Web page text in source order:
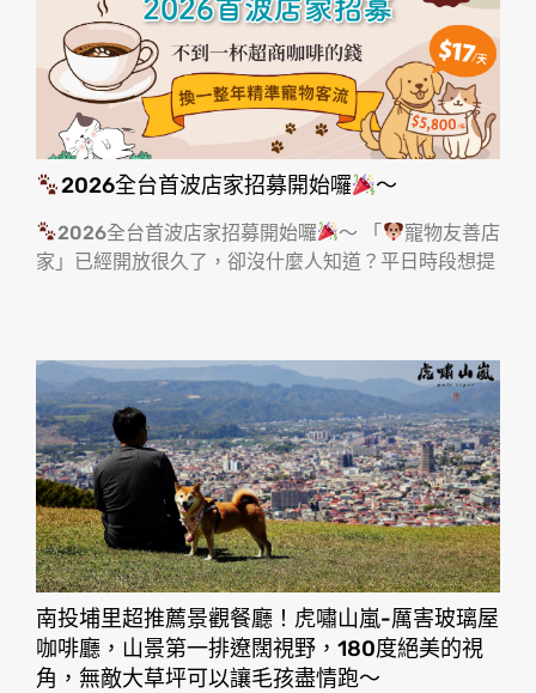
2026全台首波店家招募開始囉 ～
2026全台首波店家招募開始囉 ～ 「
寵物友善店
家」已經開放很久了，卻沒什麼人知道？平日時段想提
南投埔里超推薦景觀餐廳！虎嘯山嵐-厲害玻璃屋
咖啡廳，山景第一排遼闊視野，180度絕美的視
角，無敵大草坪可以讓毛孩盡情跑〜